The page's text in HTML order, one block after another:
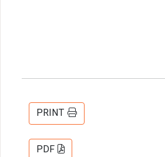
PRINT
PDF